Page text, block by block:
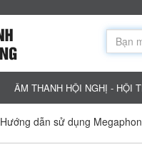
ÂM THANH HỘI NGHỊ - HỘI
Hướng dẫn sử dụng